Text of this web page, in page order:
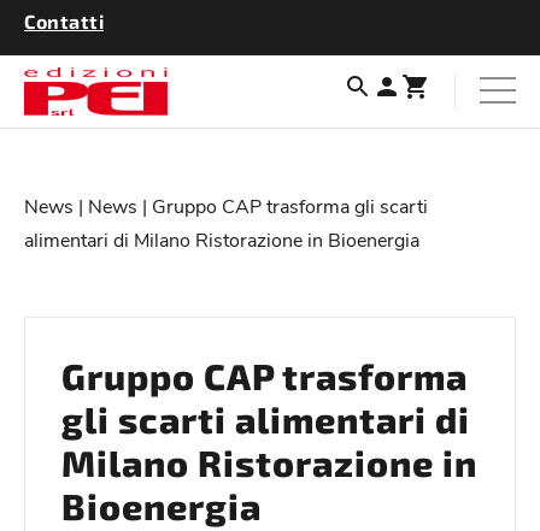
Contatti
News | News | Gruppo CAP trasforma gli scarti
alimentari di Milano Ristorazione in Bioenergia
Gruppo CAP trasforma
gli scarti alimentari di
Milano Ristorazione in
Bioenergia